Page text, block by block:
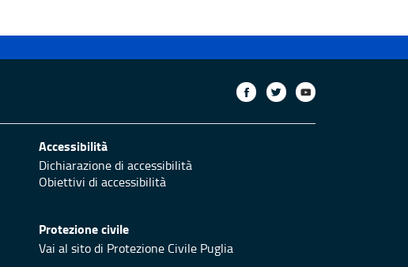
Accessibilità
Dichiarazione di accessibilità
Obiettivi di accessibilità
Protezione civile
Vai al sito di Protezione Civile Puglia